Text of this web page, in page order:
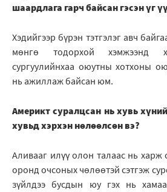
шаардлага гарч байсан гэсэн үг
Хэдийгээр бүрэн тэтгэлэг авч
мөнгө тодорхой хэмжээнд
сургуулийнхаа оюутны хотхоны
нь ажиллаж байсан юм.
Америкт суралцсан нь хувь
хувьд хэрхэн нөлөөлсөн вэ?
Аливааг илүү олон талаас нь харж
оронд очсоных чөлөөтэй сэтгэж
зүйлдээ бусдын юу гэх нь